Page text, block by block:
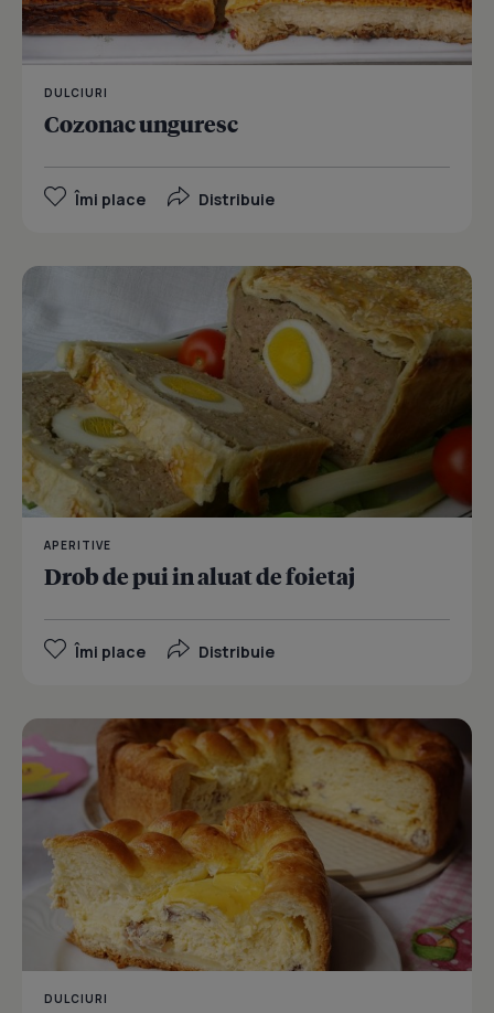
DULCIURI
Cozonac unguresc
Îmi place Distribuie
APERITIVE
Drob de pui in aluat de foietaj
Îmi place Distribuie
DULCIURI